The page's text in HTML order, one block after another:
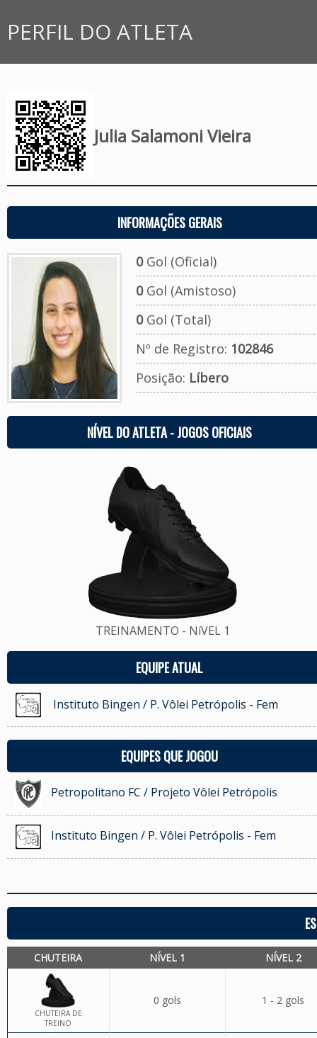
PERFIL DO ATLETA
Julia Salamoni Vieira
INFORMAÇÕES GERAIS
0Gol (Oficial)
0Gol (Amistoso)
0Gol (Total)
Nº de Registro: 102846
Posição: Líbero
NÍVEL DO ATLETA - JOGOS OFICIAIS
TREINAMENTO - NíVEL 1
EQUIPE ATUAL
Instituto Bingen / P. Vôlei Petrópolis - Fem
EQUIPES QUE JOGOU
Petropolitano FC / Projeto Vôlei Petrópolis
Instituto Bingen / P. Vôlei Petrópolis - Fem
CHUTEIRA NÍVEL 1 NÍVEL 2
CHUTEIRA DE
TREINO
0 gols 1 - 2 gols